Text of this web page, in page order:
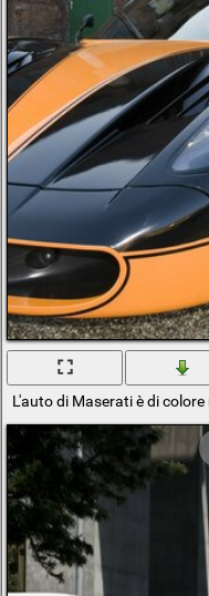
L'auto di Maserati è di